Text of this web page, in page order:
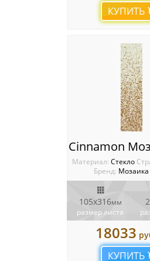
КУПИТЬ
Материал: Стекло
Бренд: Мозаика
105x316мм
размер листа
18033
КУПИТЬ